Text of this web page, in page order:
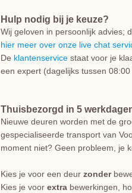
Hulp nodig bij je keuze?
Wij geloven in persoonlijk advies;
hier meer over onze live chat
De klantenservice staat voor je
een expert (dagelijks tussen 08:00
Thuisbezorgd in 5
Nieuwe deuren worden met de
gespecialiseerde transport van
moment niet? Geen probleem, je
Kies je voor een deur zonder
Kies je voor extra bewerkingen,